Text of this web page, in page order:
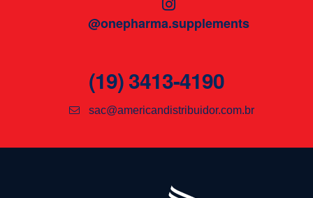
@onepharma.supplements
(19) 3413-4190
sac@americandistribuidor.com.br